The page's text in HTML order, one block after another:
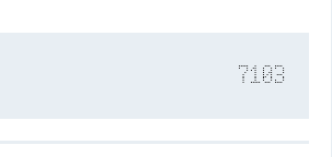
7103